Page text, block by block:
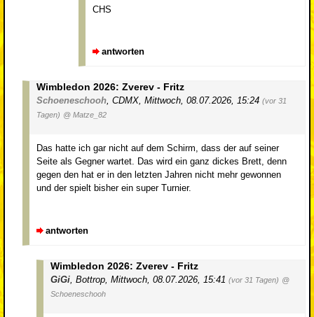
CHS
antworten
Wimbledon 2026: Zverev - Fritz
Schoeneschooh, CDMX, Mittwoch, 08.07.2026, 15:24 (vor 31
Tagen) @ Matze_82
Das hatte ich gar nicht auf dem Schirm, dass der auf seiner
Seite als Gegner wartet. Das wird ein ganz dickes Brett, denn
gegen den hat er in den letzten Jahren nicht mehr gewonnen
und der spielt bisher ein super Turnier.
antworten
Wimbledon 2026: Zverev - Fritz
GiGi Bottrop Mittwoch, 08.07.2026, 15:41 (vor 31 Tagen) @
Schoeneschooh